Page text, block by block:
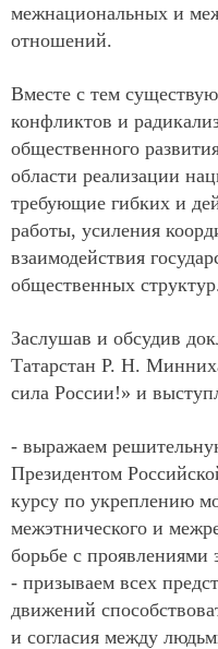
межнациональных и
отношений.
Вместе с тем
конфликтов и
общественного
области реализации
требующие гибких и
работы, усиления
взаимодействия
общественных
Заслушав и обсудив
Татарстан Р. Н.
сила России!» и
- выражаем
Президентом
курсу по укреплению
межэтнического и
борьбе с проявлениями
- призываем всех
движений
и согласия между